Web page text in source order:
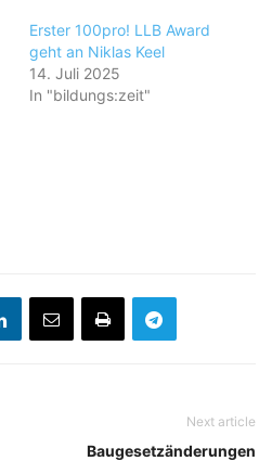
Erster 100pro! LLB Award
geht an Niklas Keel
14. Juli 2025
In "bildungs:zeit"
Next article
Baugesetzänderungen